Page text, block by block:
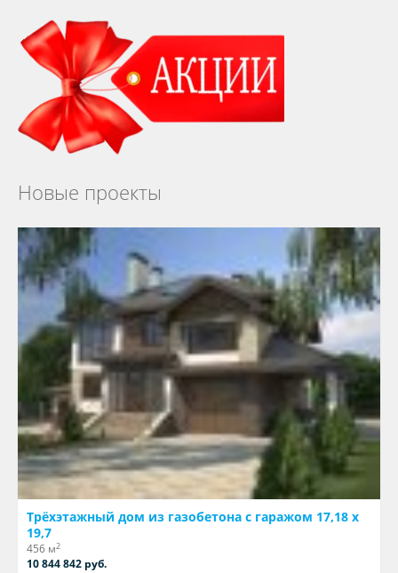
Новые проекты
Трёхэтажный дом из газобетона с гаражом 17,18 х
19,7
456 м2
10 844 842 руб.